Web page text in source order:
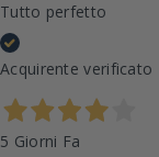
Tutto perfetto
Acquirente verificato
5 Giorni Fa